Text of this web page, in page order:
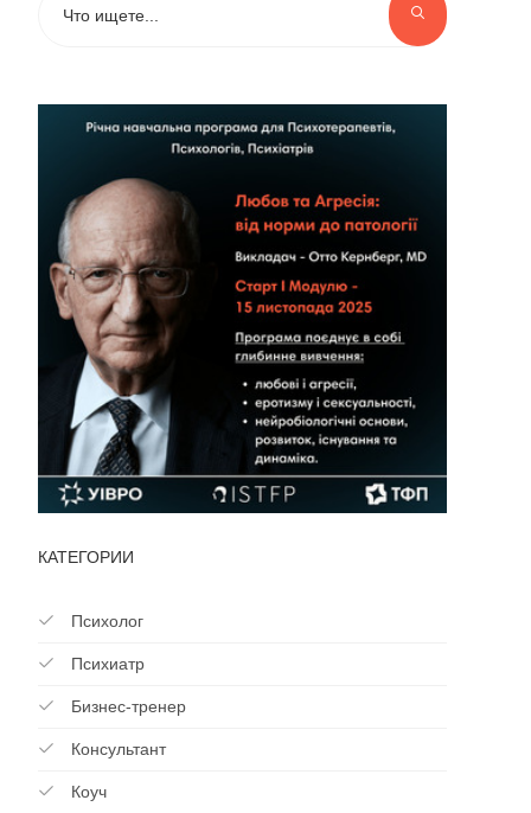
КАТЕГОРИИ
Психолог
Психиатр
Бизнес-тренер
Консультант
Коуч